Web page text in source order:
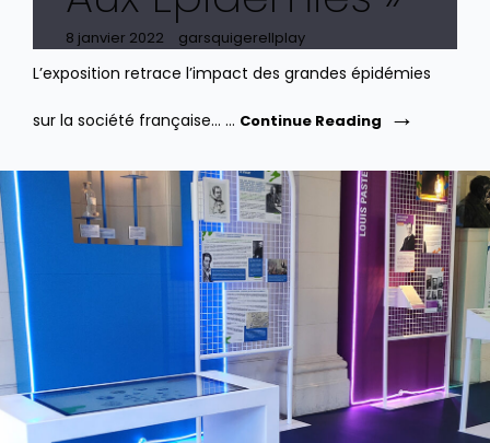
Posted
8 janvier 2022 garsquigerellplay
L’exposition retrace l’impact des grandes épidémies
sur la société française… … Continue Reading Archives
«
Face
Aux
Épidémies
»